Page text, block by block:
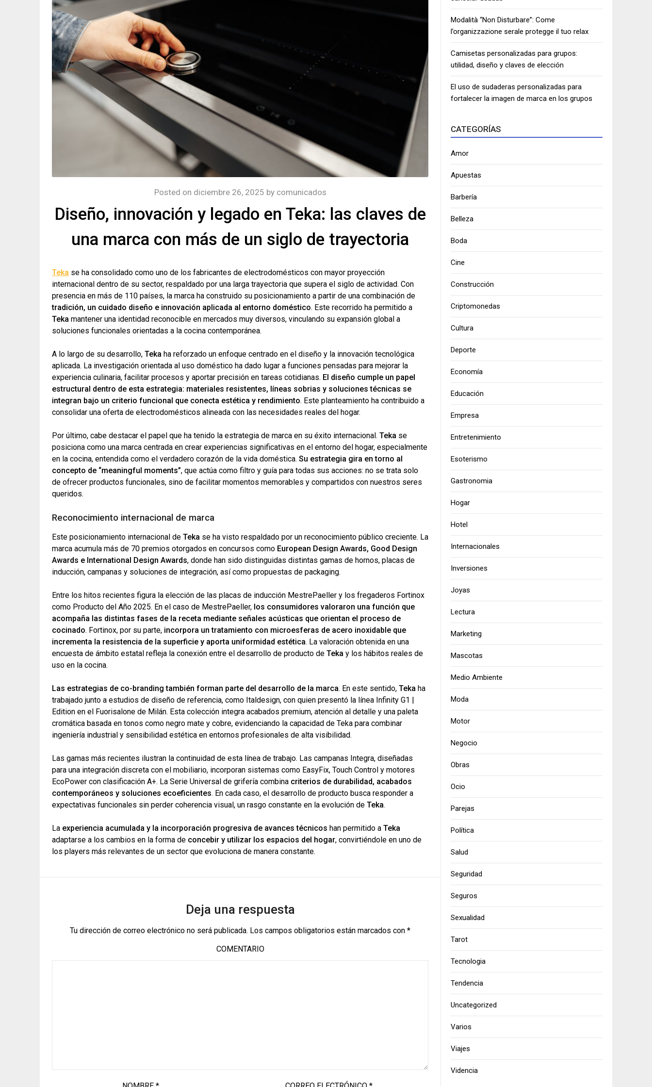
Diseño, innovación y legado en Teka: las claves de
una marca con más de un siglo de trayectoria
Posted on diciembre 26, 2025 by comunicados
Teka se ha consolidado como uno de los fabricantes de electrodomésticos con mayor proyección
internacional dentro de su sector, respaldado por una larga trayectoria que supera el siglo de actividad. Con
presencia en más de 110 países, la marca ha construido su posicionamiento a partir de una combinación de
tradición, un cuidado diseño e innovación aplicada al entorno doméstico. Este recorrido ha permitido a
Teka mantener una identidad reconocible en mercados muy diversos, vinculando su expansión global a
soluciones funcionales orientadas a la cocina contemporánea.
A lo largo de su desarrollo, Teka ha reforzado un enfoque centrado en el diseño y la innovación tecnológica
aplicada. La investigación orientada al uso doméstico ha dado lugar a funciones pensadas para mejorar la
experiencia culinaria, facilitar procesos y aportar precisión en tareas cotidianas. El diseño cumple un papel
estructural dentro de esta estrategia: materiales resistentes, líneas sobrias y soluciones técnicas se
integran bajo un criterio funcional que conecta estética y rendimiento. Este planteamiento ha contribuido a
consolidar una oferta de electrodomésticos alineada con las necesidades reales del hogar.
Por último, cabe destacar el papel que ha tenido la estrategia de marca en su éxito internacional. Teka se
posiciona como una marca centrada en crear experiencias significativas en el entorno del hogar, especialmente
en la cocina, entendida como el verdadero corazón de la vida doméstica. Su estrategia gira en torno al
concepto de “meaningful moments”, que actúa como filtro y guía para todas sus acciones: no se trata solo
de ofrecer productos funcionales, sino de facilitar momentos memorables y compartidos con nuestros seres
queridos.
Reconocimiento internacional de marca
Este posicionamiento internacional de Teka se ha visto respaldado por un reconocimiento público creciente. La
marca acumula más de 70 premios otorgados en concursos como European Design Awards, Good Design
Awards e International Design Awards, donde han sido distinguidas distintas gamas de hornos, placas de
inducción, campanas y soluciones de integración, así como propuestas de packaging.
Entre los hitos recientes figura la elección de las placas de inducción MestrePaeller y los fregaderos Fortinox
como Producto del Año 2025. En el caso de MestrePaeller, los consumidores valoraron una función que
acompaña las distintas fases de la receta mediante señales acústicas que orientan el proceso de
cocinado. Fortinox, por su parte, incorpora un tratamiento con microesferas de acero inoxidable que
incrementa la resistencia de la superficie y aporta uniformidad estética. La valoración obtenida en una
encuesta de ámbito estatal refleja la conexión entre el desarrollo de producto de Teka y los hábitos reales de
uso en la cocina.
Las estrategias de co-branding también forman parte del desarrollo de la marca. En este sentido, Teka ha
trabajado junto a estudios de diseño de referencia, como Italdesign, con quien presentó la línea Infinity G1 |
Edition en el Fuorisalone de Milán. Esta colección integra acabados premium, atención al detalle y una paleta
cromática basada en tonos como negro mate y cobre, evidenciando la capacidad de Teka para combinar
ingeniería industrial y sensibilidad estética en entornos profesionales de alta visibilidad.
Las gamas más recientes ilustran la continuidad de esta línea de trabajo. Las campanas Integra, diseñadas
para una integración discreta con el mobiliario, incorporan sistemas como EasyFix, Touch Control y motores
EcoPower con clasificación A+. La Serie Universal de grifería combina criterios de durabilidad, acabados
contemporáneos y soluciones ecoeficientes. En cada caso, el desarrollo de producto busca responder a
expectativas funcionales sin perder coherencia visual, un rasgo constante en la evolución de Teka.
La experiencia acumulada y la incorporación progresiva de avances técnicos han permitido a Teka
adaptarse a los cambios en la forma de concebir y utilizar los espacios del hogar, convirtiéndole en uno de
los players más relevantes de un sector que evoluciona de manera constante.
Deja una respuesta
Tu dirección de correo electrónico no será publicada. Los campos obligatorios están marcados con *
COMENTARIO
Modalità “Non Disturbare”: Come
l’organizzazione serale protegge il tuo relax
Camisetas personalizadas para grupos:
utilidad, diseño y claves de elección
El uso de sudaderas personalizadas para
fortalecer la imagen de marca en los grupos
CATEGORÍAS
Amor
Apuestas
Barbería
Belleza
Boda
Cine
Construcción
Criptomonedas
Cultura
Deporte
Economía
Educación
Empresa
Entretenimiento
Esoterismo
Gastronomia
Hogar
Hotel
Internacionales
Inversiones
Joyas
Lectura
Marketing
Mascotas
Medio Ambiente
Moda
Motor
Negocio
Obras
Ocio
Parejas
Política
Salud
Seguridad
Seguros
Sexualidad
Tarot
Tecnologia
Tendencia
Uncategorized
Varios
Viajes
Videncia